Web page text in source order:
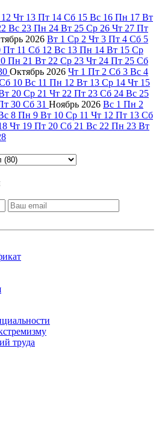
12 Чт 13 Пт 14 Сб 15 Вс 16 Пн 17 Вт
Вс 23 Пн 24 Вт 25 Ср 26 Чт 27 Пт
2026 Вт 1 Ср 2 Чт 3 Пт 4 Сб 5
Пт 11 Сб 12 Вс 13 Пн 14 Вт 15 Ср
Пн 21 Вт 22 Ср 23 Чт 24 Пт 25 Сб
Октябрь 2026 Чт 1 Пт 2 Сб 3 Вс 4
10 Вс 11 Пн 12 Вт 13 Ср 14 Чт 15
20 Ср 21 Чт 22 Пт 23 Сб 24 Вс 25
30 Сб 31 Ноябрь 2026 Вс 1 Пн 2
8 Пн 9 Вт 10 Ср 11 Чт 12 Пт 13 Сб
Чт 19 Пт 20 Сб 21 Вс 22 Пн 23 Вт
труда